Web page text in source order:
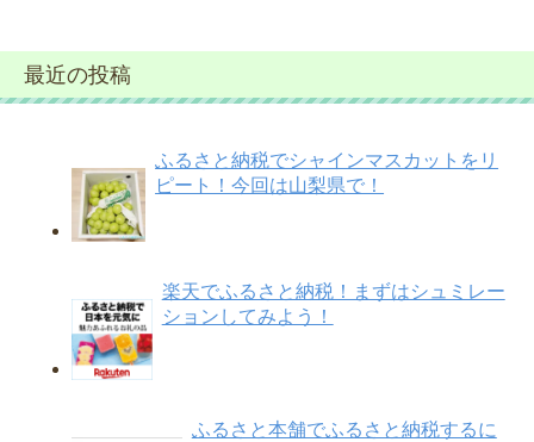
最近の投稿
ふるさと納税でシャインマスカットをリ
ピート！今回は山梨県で！
楽天でふるさと納税！まずはシュミレー
ションしてみよう！
ふるさと本舗でふるさと納税するに